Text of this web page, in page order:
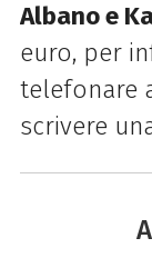
Albano e
euro, per
telefonare
scrivere